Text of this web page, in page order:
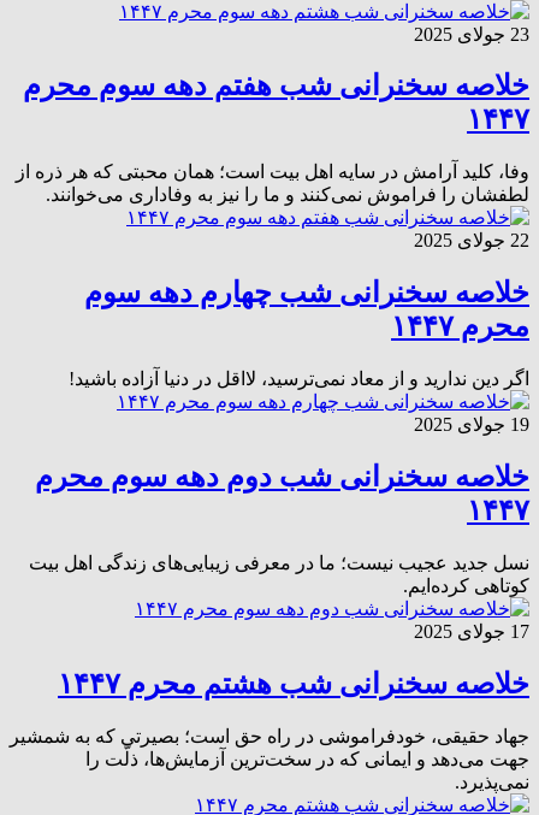
23 جولای 2025
خلاصه سخنرانی شب هفتم دهه سوم محرم
۱‌۴‌۴‌۷
وفا، کلید آرامش در سایه اهل بیت است؛ همان محبتی که هر ذره از
لطفشان را فراموش نمی‌کنند و ما را نیز به وفاداری می‌خوانند.
22 جولای 2025
خلاصه سخنرانی شب چهارم دهه سوم
محرم ۱‌۴‌۴‌۷
اگر دین ندارید و از معاد نمی‌ترسید، لااقل در دنیا آزاده باشید!
19 جولای 2025
خلاصه سخنرانی شب دوم دهه سوم محرم
۱‌۴‌۴‌۷
نسل جدید عجیب نیست؛ ما در معرفی زیبایی‌های زندگی اهل بیت
کوتاهی کرده‌ایم.
17 جولای 2025
خلاصه سخنرانی شب هشتم محرم ۱۴۴۷
جهاد حقیقی، خودفراموشی در راه حق است؛ بصیرتی که به شمشیر
جهت می‌دهد و ایمانی که در سخت‌ترین آزمایش‌ها، ذلّت را
نمی‌پذیرد.